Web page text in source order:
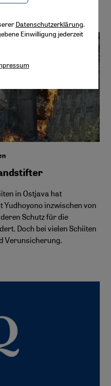
in Ostjava hat
inzwischen von
Schutz für die
Doch bei vielen Schiiten
Verunsicherung.
Datenschutzerklärung.
Einwilligung jederzeit